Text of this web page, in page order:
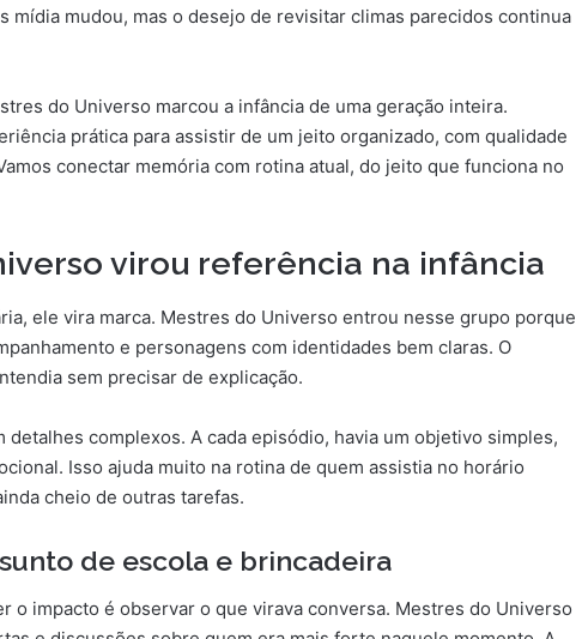
mídia mudou, mas o desejo de revisitar climas parecidos continua
do Universo marcou a infância de uma geração inteira.
prática para assistir de um jeito organizado, com qualidade
conectar memória com rotina atual, do jeito que funciona no
virou referência na infância
ele vira marca. Mestres do Universo entrou nesse grupo porque
e personagens com identidades bem claras. O
sem precisar de explicação.
detalhes complexos. A cada episódio, havia um objetivo simples,
Isso ajuda muito na rotina de quem assistia no horário
cheio de outras tarefas.
de escola e brincadeira
o impacto é observar o que virava conversa. Mestres do Universo